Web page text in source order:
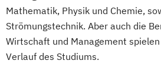
Mathematik, Physik und Chemie,
Strömungstechnik. Aber auch die
Wirtschaft und Management
Verlauf des Studiums.